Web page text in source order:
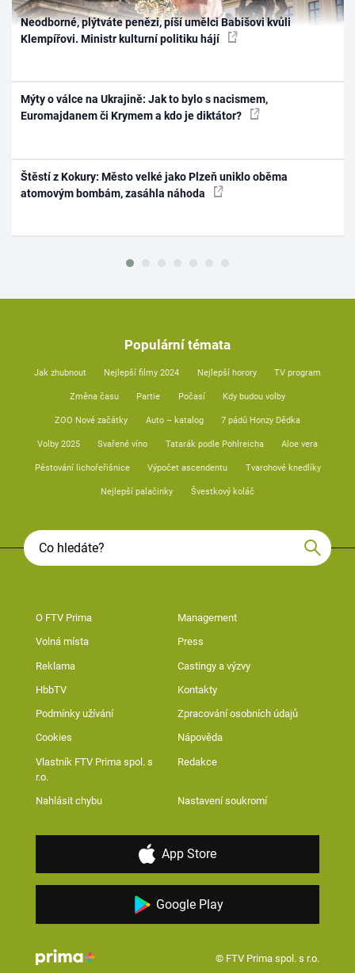
Neodborné, plýtváte penězi, píší umělci Babišovi kvůli
Klempířovi. Ministr kulturní politiku hájí
Mýty o válce na Ukrajině: Jak to bylo s nacismem,
Euromajdanem či Krymem a kdo je diktátor?
Štěstí z Kokury: Město velké jako Plzeň uniklo oběma
atomovým bombám, zasáhla náhoda
Populární témata
Jak zhubnout Nejlepší filmy 2024 Nejlepší horory TV program
Změna času Partie Počasí Kdy budou volby
ZOO Nové začátky Auto – katalog 7 pádů Honzy Dědka
Volby 2025 Svařené víno Tatarák podle Pohlreicha Aloe vera
Pěstování lichořeřišnice Výpočet ascendentu Tvarohové knedlíky
Nejlepší palačinky Švestkový koláč
O FTV Prima Management
Volná místa Press
Reklama Castingy a výzvy
HbbTV Kontakty
Podmínky užívání Zpracování osobních údajů
Cookies Nápověda
Vlastník FTV Prima spol. s
r.o.
Redakce
Nahlásit chybu Nastavení soukromí
App Store
Google Play
© FTV Prima spol. s r.o.